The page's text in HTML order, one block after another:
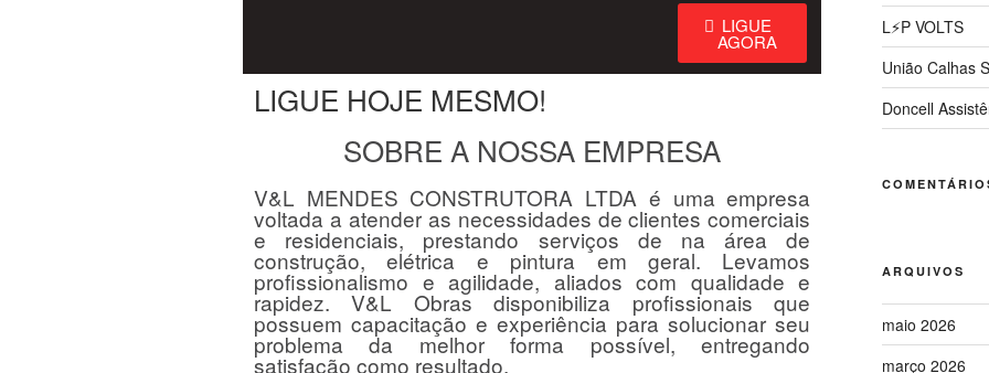
LIGUE
AGORA
LIGUE HOJE MESMO!
SOBRE A NOSSA EMPRESA
V&L MENDES CONSTRUTORA LTDA é uma empresa
voltada a atender as necessidades de clientes comerciais
e residenciais, prestando serviços de na área de
construção, elétrica e pintura em geral. Levamos
profissionalismo e agilidade, aliados com qualidade e
rapidez. V&L Obras disponibiliza profissionais que
possuem capacitação e experiência para solucionar seu
problema da melhor forma possível, entregando
satisfação como resultado.
L⚡P VOLTS
União Calhas
Doncell
ARQUIVOS
maio 2026
março 2026